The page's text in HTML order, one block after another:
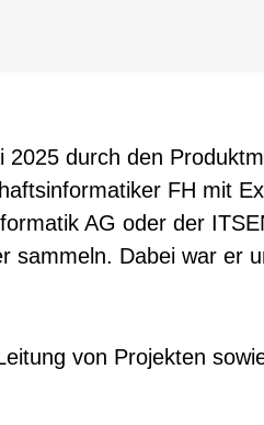
durch den
FH mit
AG oder der
sammeln. Dabei war er
von Projekten